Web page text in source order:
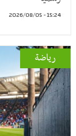
15:24 - 2026/08/05
رياضة